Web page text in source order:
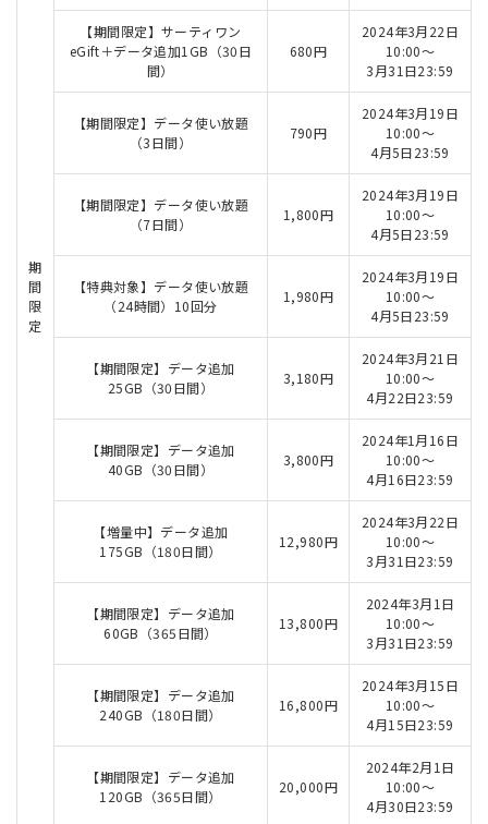
期
間
限
定
【期間限定】サーティワン
eGift＋データ追加1GB（30日
間）
680円
2024年3月22日
10:00～
3月31日23:59
【期間限定】データ使い放題
（3日間）
790円
2024年3月19日
10:00～
4月5日23:59
【期間限定】データ使い放題
（7日間）
1,800円
2024年3月19日
10:00～
4月5日23:59
【特典対象】データ使い放題
（24時間）10回分
1,980円
2024年3月19日
10:00～
4月5日23:59
【期間限定】データ追加
25GB（30日間）
3,180円
2024年3月21日
10:00～
4月22日23:59
【期間限定】データ追加
40GB（30日間）
3,800円
2024年1月16日
10:00～
4月16日23:59
【増量中】データ追加
175GB（180日間）
12,980円
2024年3月22日
10:00～
3月31日23:59
【期間限定】データ追加
60GB（365日間）
13,800円
2024年3月1日
10:00～
3月31日23:59
【期間限定】データ追加
240GB（180日間）
16,800円
2024年3月15日
10:00～
4月15日23:59
【期間限定】データ追加
120GB（365日間）
20,000円
2024年2月1日
10:00～
4月30日23:59